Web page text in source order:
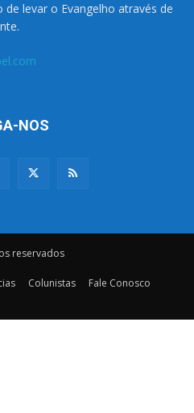
levar o Evangelho através de
NOS
reservados
Colunistas
Fale Conosco